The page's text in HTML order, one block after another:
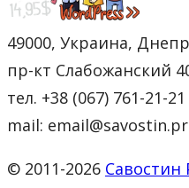
49000, Украина, Днепр
пр-кт Слабожанский
тел. +38 (067) 761-21-21
mail:
© 2011-2026 Савостин